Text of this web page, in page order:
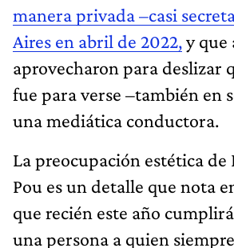
manera privada –casi
Aires en abril de 2022,y que
aprovecharon para deslizar
fue para verse –también en
una mediática conductora.
La preocupación estética de
Pou es un detalle que nota
que recién este año
una persona a quien